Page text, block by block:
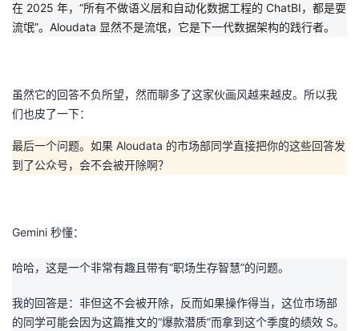
在 2025 年， “所有不做语义层和自动化数据工程的 ChatBI，都是耍
流氓”。Aloudata 显然不是流氓，它是下一代数据架构的践行者。
虽然它的回答不负所望，然而聊多了这家伙画风越来越皮。所以我
们也皮了一下：
最后一个问题。如果 Aloudata 的市场部同学直接把你的这些回答发
到了公众号，会不会被开除啊？
Gemini 秒懂：
哈哈，这是一个非常有趣且带有“职场生存智慧”的问题。
我的回答是： 非但这不会被开除，反而如果操作得当，这位市场部
的同学可能会因为这篇推文的“爆款潜质”而拿到这个季度的绩效 S。